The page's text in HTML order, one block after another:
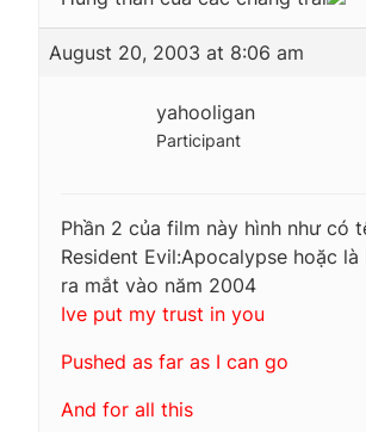
August 20, 2003 at 8:06 am
yahooligan
Participant
Phần 2 của film này hình như có
Resident Evil:Apocalypse hoặc là
ra mắt vào năm 2004
Ive put my trust in you
Pushed as far as I can go
And for all this